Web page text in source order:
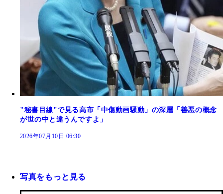
"秘書目線"で見る高市「中傷動画騒動」の深層「善悪の概念
が世の中と違うんですよ」
2026年07月10日 06:30
写真をもっと見る